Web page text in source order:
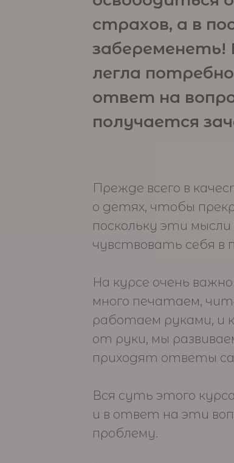
страхов, а в
забеременеть!
легла
ответ на
получается
Прежде всего в
о детях, чтобы
поскольку эти
чувствовать себя в
На курсе очень
много печатаем,
работаем руками, и
от руки, мы
приходят ответы
Вся суть этого
и в ответ на эти
проблему.